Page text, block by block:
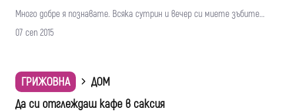
Много добре я познавате. Всяка сутрин и вечер си миете зъбите...
07 сеп 2015
ГРИЖОВНА
ДОМ
Да си отглеждаш кафе в саксия